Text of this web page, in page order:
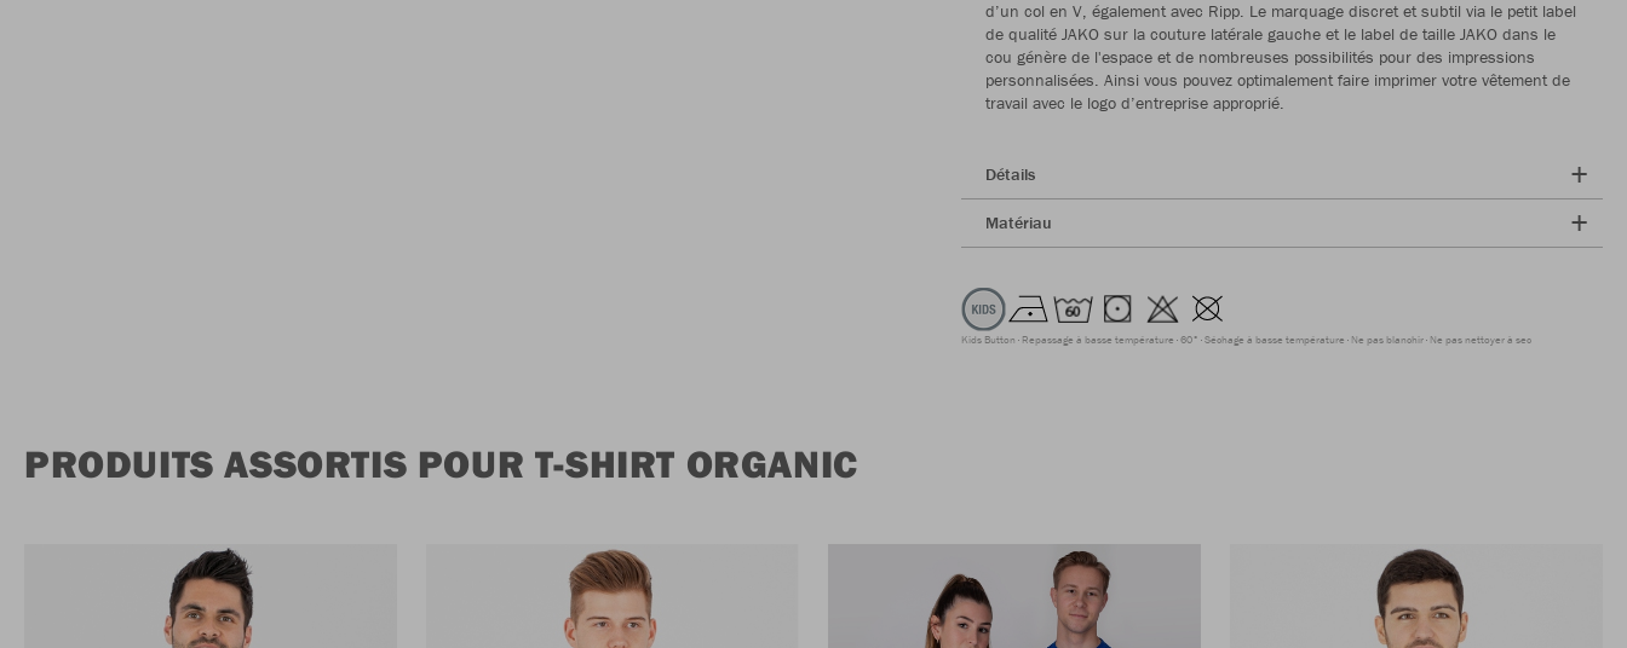
d’un col en V, également avec Ripp. Le marquage discret et subtil via le petit label
de qualité JAKO sur la couture latérale gauche et le label de taille JAKO dans le
cou génère de l'espace et de nombreuses possibilités pour des impressions
personnalisées. Ainsi vous pouvez optimalement faire imprimer votre vêtement de
travail avec le logo d’entreprise approprié.
Détails
Matériau
Kids Button Repassage à basse température 60° Séchage à basse température Ne pas blanchir Ne pas nettoyer à sec
PRODUITS ASSORTIS POUR T-SHIRT ORGANIC